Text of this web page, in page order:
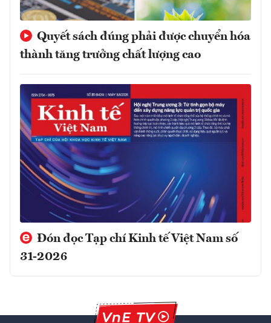
Quyết sách đúng phải được chuyển hóa
thành tăng trưởng chất lượng cao
Đón đọc Tạp chí Kinh tế Việt Nam số
31-2026